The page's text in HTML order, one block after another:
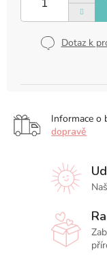
Dotaz k
Informace o
dopravě